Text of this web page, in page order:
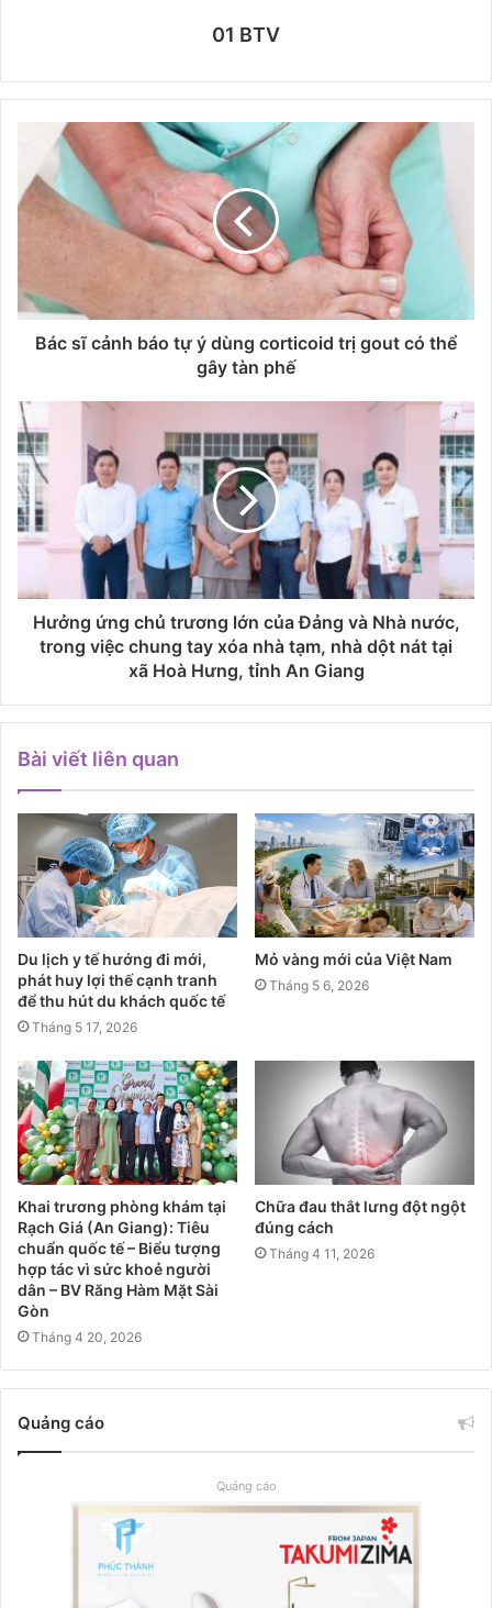
01 BTV
Bác sĩ cảnh báo tự ý dùng corticoid trị gout có thể
gây tàn phế
Hưởng ứng chủ trương lớn của Đảng và Nhà nước,
trong việc chung tay xóa nhà tạm, nhà dột nát tại
xã Hoà Hưng, tỉnh An Giang
Bài viết liên quan
Du lịch y tế hướng đi mới,
phát huy lợi thế cạnh tranh
để thu hút du khách quốc tế
Tháng 5 17, 2026
Mỏ vàng mới của Việt Nam
Tháng 5 6, 2026
Khai trương phòng khám tại
Rạch Giá (An Giang): Tiêu
chuẩn quốc tế – Biểu tượng
hợp tác vì sức khoẻ người
dân – BV Răng Hàm Mặt Sài
Gòn
Tháng 4 20, 2026
Chữa đau thắt lưng đột ngột
đúng cách
Tháng 4 11, 2026
Quảng cáo
Quảng cáo